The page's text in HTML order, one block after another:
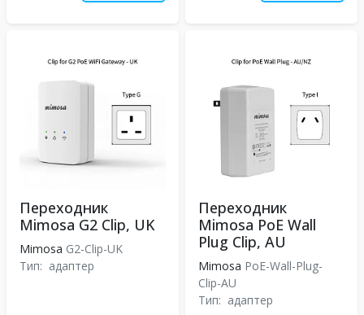
Переходник
Mimosa G2 Clip, UK
Mimosa G2-Clip-UK
Тип: адаптер
Переходник
Mimosa PoE Wall
Plug Clip, AU
Mimosa PoE-Wall-Plug-
Clip-AU
Тип: адаптер